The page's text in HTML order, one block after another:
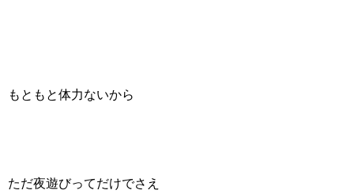
もともと体力ないから
ただ夜遊びってだけでさえ